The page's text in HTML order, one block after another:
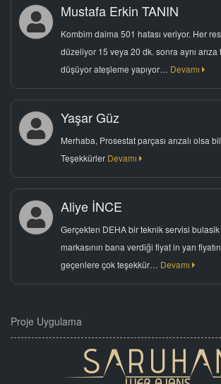
Mustafa Erkin TANIN
Kombim daima 501 hatası veriyor. Her
düzeliyor 15 veya 20 dk. sonra aynı
düşüyor ateşleme yapıyor… Devamı
Yaşar Güz
Merhaba, Prosestat parçası arızalı olsa
Teşekkürler Devamı
Aliye İNCE
Gerçekten DEHA bir teknik servisi
markasının bana verdiği fiyat in yarı
geçenlere çok teşekkür… Devamı
Proje Uygulama